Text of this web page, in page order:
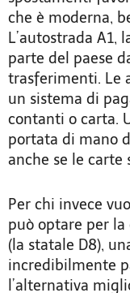
che è moderna,
L’autostrada A1,
parte del paese
trasferimenti. Le
un sistema di
contanti o carta.
portata di mano
anche se le carte
Per chi invece
può optare per la
(la statale D8),
incredibilmente
l’alternativa